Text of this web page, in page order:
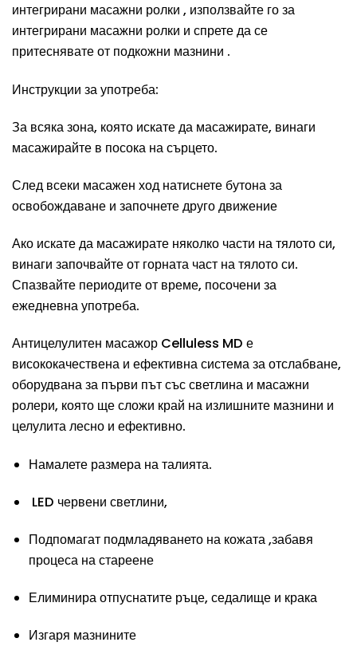
интегрирани масажни ролки , използвайте го за
интегрирани масажни ролки и спрете да се
притеснявате от подкожни мазнини .
Инструкции за употреба:
За всяка зона, която искате да масажирате, винаги
масажирайте в посока на сърцето.
След всеки масажен ход натиснете бутона за
освобождаване и започнете друго движение
Ако искате да масажирате няколко части на тялото си,
винаги започвайте от горната част на тялото си.
Спазвайте периодите от време, посочени за
ежедневна употреба.
Антицелулитен масажор Celluless MD е
висококачествена и ефективна система за отслабване,
оборудвана за първи път със светлина и масажни
ролери, която ще сложи край на излишните мазнини и
целулита лесно и ефективно.
Намалете размера на талията.
LED червени светлини,
Подпомагат подмладяването на кожата ,забавя
процеса на стареене
Елиминира отпуснатите ръце, седалище и крака
Изгаря мазнините